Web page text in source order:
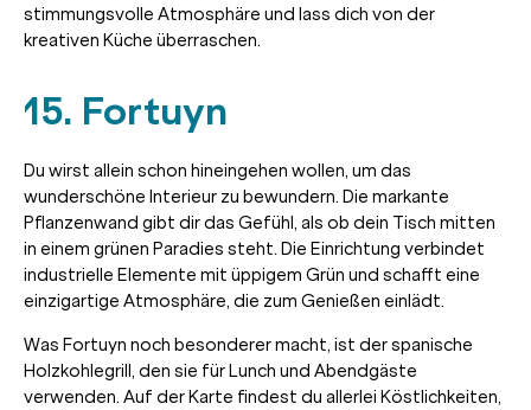
stimmungsvolle Atmosphäre und lass dich von der
kreativen Küche überraschen.
15. Fortuyn
Du wirst allein schon hineingehen wollen, um das
wunderschöne Interieur zu bewundern. Die markante
Pflanzenwand gibt dir das Gefühl, als ob dein Tisch mitten
in einem grünen Paradies steht. Die Einrichtung verbindet
industrielle Elemente mit üppigem Grün und schafft eine
einzigartige Atmosphäre, die zum Genießen einlädt.
Was Fortuyn noch besonderer macht, ist der spanische
Holzkohlegrill, den sie für Lunch und Abendgäste
verwenden. Auf der Karte findest du allerlei Köstlichkeiten,